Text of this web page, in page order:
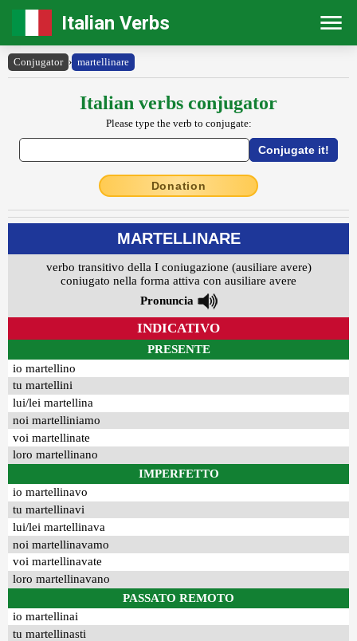
Italian Verbs
Conjugator › martellinare
Italian verbs conjugator
Please type the verb to conjugate:
Donation
MARTELLINARE
verbo transitivo della I coniugazione (ausiliare avere)
coniugato nella forma attiva con ausiliare avere
Pronuncia
INDICATIVO
PRESENTE
io martellino
tu martellini
lui/lei martellina
noi martelliniamo
voi martellinate
loro martellinano
IMPERFETTO
io martellinavo
tu martellinavi
lui/lei martellinava
noi martellinavamo
voi martellinavate
loro martellinavano
PASSATO REMOTO
io martellinai
tu martellinasti